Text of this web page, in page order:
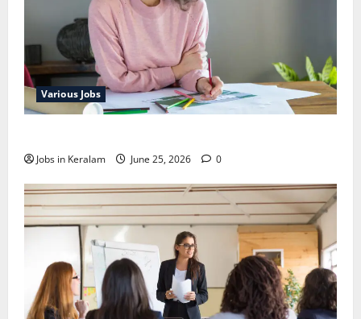
Various Jobs
Jobs in Keralam June 25, 2026 0